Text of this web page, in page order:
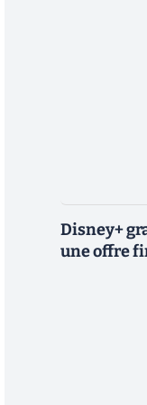
Disney+
une offre